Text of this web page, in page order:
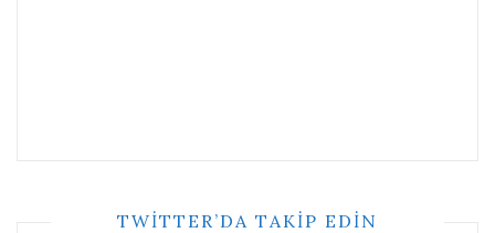
TWITTER’DA TAKIP EDIN